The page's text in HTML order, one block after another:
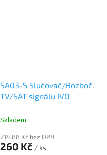
SA03-S Slučovač/Rozboč.
TV/SAT signálu IVO
Skladem
214,88 Kč bez DPH
260 Kč / ks